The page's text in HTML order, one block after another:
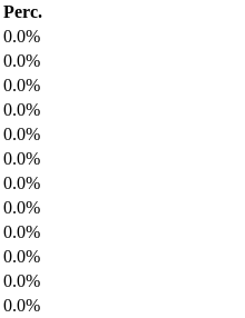
Perc.
0.0%
0.0%
0.0%
0.0%
0.0%
0.0%
0.0%
0.0%
0.0%
0.0%
0.0%
0.0%